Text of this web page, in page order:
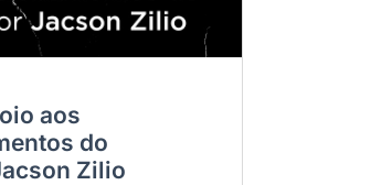
aos
do
Zilio